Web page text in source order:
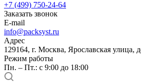
+7 (499) 750-24-64
Заказать звонок
E-mail
info@packsyst.ru
Адрес
129164, г. Москва, Ярославская улица,
Режим работы
Пн. – Пт.: с 9:00 до 18:00